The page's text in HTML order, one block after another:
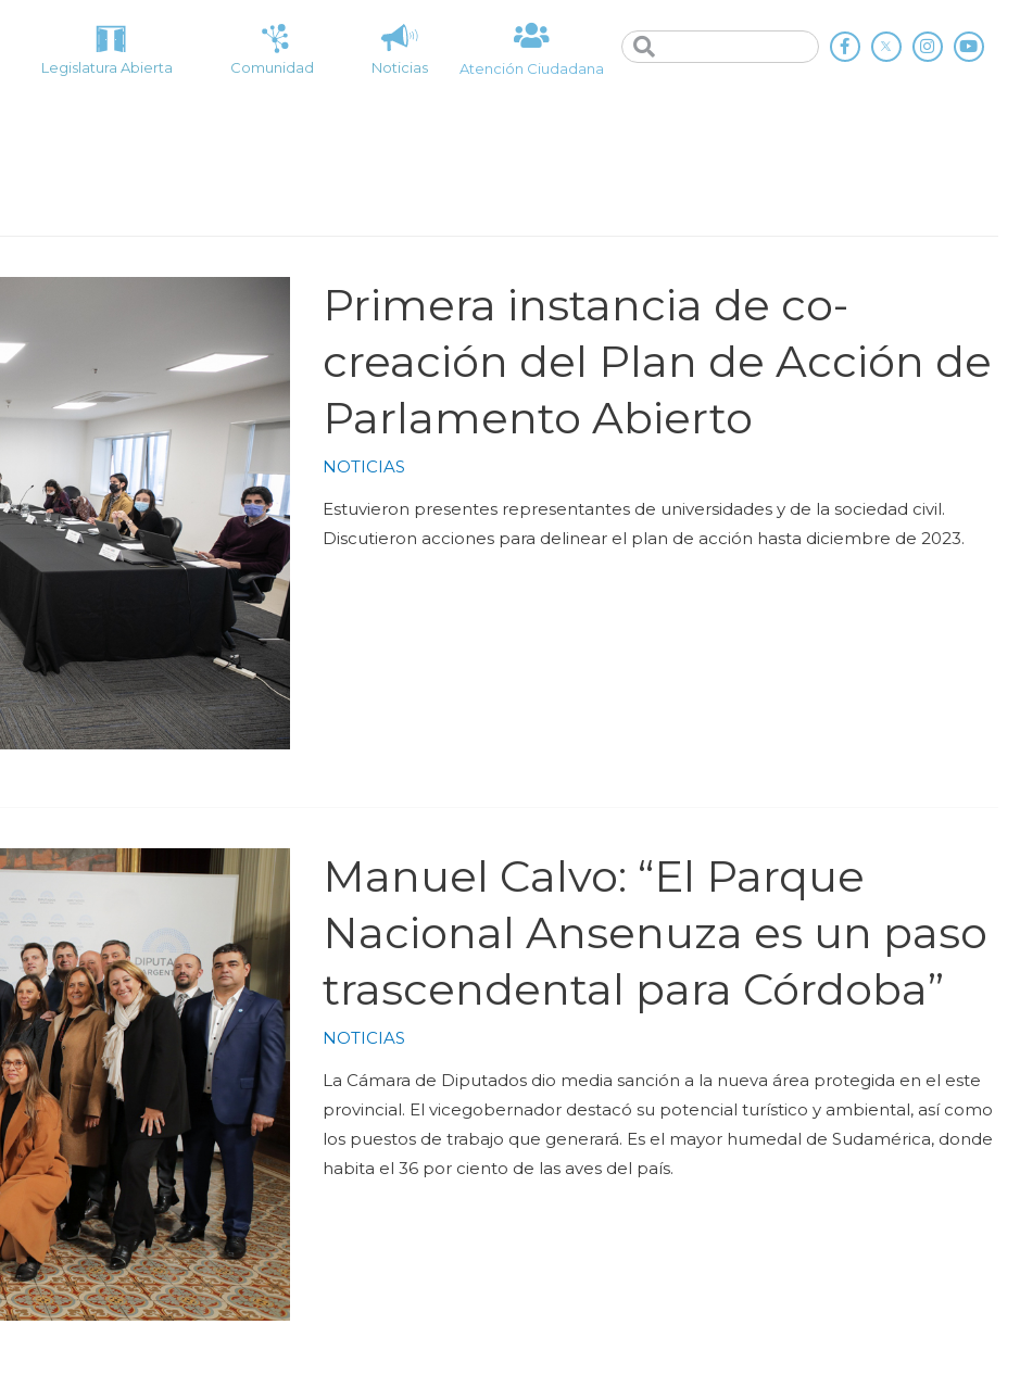
Legislatura Abierta Comunidad Noticias Atención Ciudadana
Primera instancia de co-
creación del Plan de Acción de
Parlamento Abierto
NOTICIAS
Estuvieron presentes representantes de universidades y de la sociedad civil.
Discutieron acciones para delinear el plan de acción hasta diciembre de 2023.
Manuel Calvo: “El Parque
Nacional Ansenuza es un paso
trascendental para Córdoba”
NOTICIAS
La Cámara de Diputados dio media sanción a la nueva área protegida en el este
provincial. El vicegobernador destacó su potencial turístico y ambiental, así como
los puestos de trabajo que generará. Es el mayor humedal de Sudamérica, donde
habita el 36 por ciento de las aves del país.